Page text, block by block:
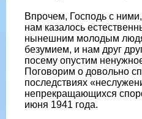
Впрочем, Господь с
нам казалось
нынешним молодым
безумием, и нам друг
посему опустим
Поговорим о довольно
последствиях
непрекращающихся
июня 1941 года.